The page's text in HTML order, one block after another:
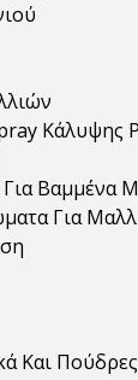
Κάλυψης
Βαμμένα
Για
Και Πούδρες